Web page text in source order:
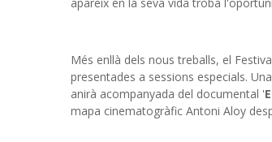
Més enllà dels nous treballs, el
presentades a sessions especials.
anirà acompanyada del documental '
mapa cinematogràfic Antoni Aloy